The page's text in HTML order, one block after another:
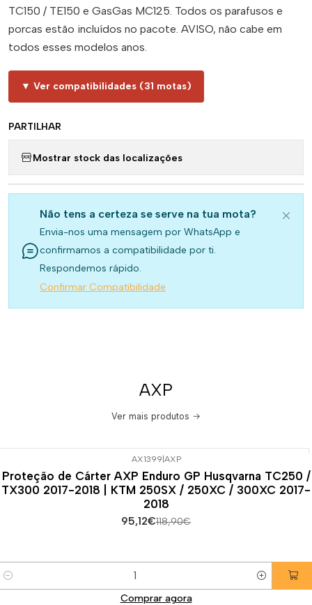
TC150 / TE150 e GasGas MC125. Todos os parafusos e
porcas estão incluídos no pacote. AVISO, não cabe em
todos esses modelos anos.
▼ Ver compatibilidades (31 motas)
PARTILHAR
Mostrar stock das localizações
Não tens a certeza se serve na tua mota?
Envia-nos uma mensagem por WhatsApp e
confirmamos a compatibilidade por ti.
Respondemos rápido.
Confirmar Compatibilidade
AXP
Ver mais produtos
AX1399 AXP
Proteção de Cárter AXP Enduro GP Husqvarna TC250 /
TX300 2017-2018 | KTM 250SX / 250XC / 300XC 2017-
2018
95,12€118,90€
Comprar agora